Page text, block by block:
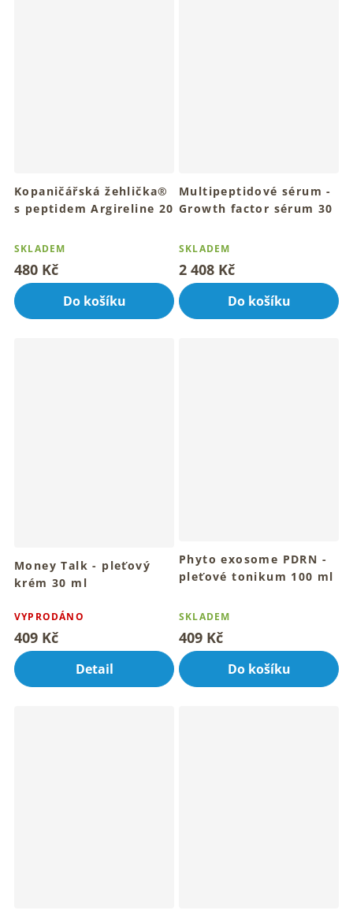
Kopaničářská žehlička®
s peptidem Argireline 20
sérum
krásně hebkou pleť
hodnocení
produktu
je
4,9
z
SKLADEM
480 Kč
Do košíku
Multipeptidové sérum -
Growth factor sérum 30
Pro mladistvou, pevnou a
zářivou pleť
hodnocení
produktu
je
4,0
z
SKLADEM
2 408 Kč
Do košíku
Money Talk - pleťový
krém 30 ml
jemnou pleť
VYPRODÁNO
409 Kč
Detail
Phyto exosome PDRN -
pleťové tonikum 100 ml
hodnocení
produktu
je
4,9
z
SKLADEM
409 Kč
Do košíku